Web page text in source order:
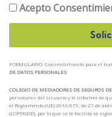
Acepto
FORMULARIO: Consentimiento para el
DE DATOS PERSONALES
COLEGIO DE MEDIADORES DE SEGUROS
personales del Usuario y le informa de
el Reglamento (UE) 2016/679, de 27 de
(LOPDGDD), por lo que se le facilita la